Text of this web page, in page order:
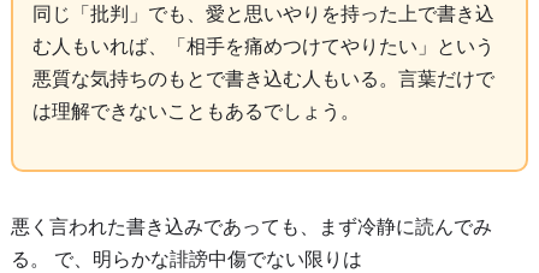
同じ「批判」でも、愛と思いやりを持った上で書き込
む人もいれば、「相手を痛めつけてやりたい」という
悪質な気持ちのもとで書き込む人もいる。言葉だけで
は理解できないこともあるでしょう。
悪く言われた書き込みであっても、まず冷静に読んでみ
る。 で、明らかな誹謗中傷でない限りは